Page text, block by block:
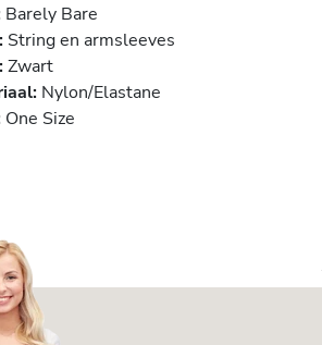
Barely Bare
String en armsleeves
Zwart
Nylon/Elastane
One Size